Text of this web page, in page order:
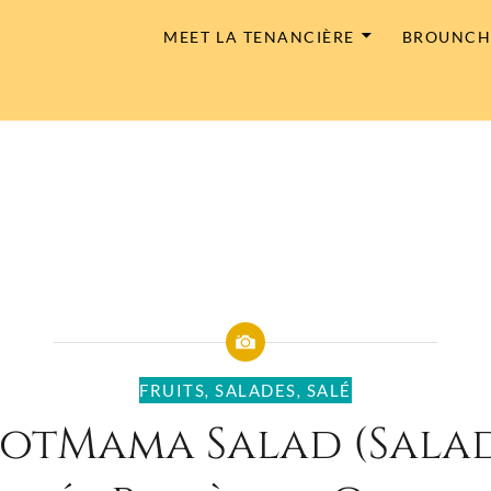
MEET LA TENANCIÈRE BROUNCH
FRUITS SALADES SALÉ
Salad